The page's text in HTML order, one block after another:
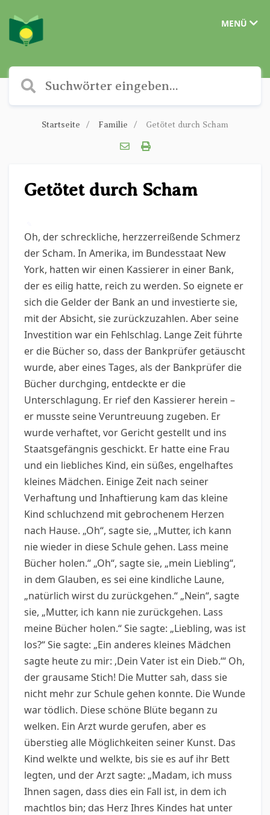
MENÜ
Startseite Familie Getötet durch Scham
Getötet durch Scham
Oh, der schreckliche, herzzerreißende Schmerz
der Scham. In Amerika, im Bundesstaat New
York, hatten wir einen Kassierer in einer Bank,
der es eilig hatte, reich zu werden. So eignete er
sich die Gelder der Bank an und investierte sie,
mit der Absicht, sie zurückzuzahlen. Aber seine
Investition war ein Fehlschlag. Lange Zeit führte
er die Bücher so, dass der Bankprüfer getäuscht
wurde, aber eines Tages, als der Bankprüfer die
Bücher durchging, entdeckte er die
Unterschlagung. Er rief den Kassierer herein –
er musste seine Veruntreuung zugeben. Er
wurde verhaftet, vor Gericht gestellt und ins
Staatsgefängnis geschickt. Er hatte eine Frau
und ein liebliches Kind, ein süßes, engelhaftes
kleines Mädchen. Einige Zeit nach seiner
Verhaftung und Inhaftierung kam das kleine
Kind schluchzend mit gebrochenem Herzen
nach Hause. „Oh“, sagte sie, „Mutter, ich kann
nie wieder in diese Schule gehen. Lass meine
Bücher holen.“ „Oh“, sagte sie, „mein Liebling“,
in dem Glauben, es sei eine kindliche Laune,
„natürlich wirst du zurückgehen.“ „Nein“, sagte
sie, „Mutter, ich kann nie zurückgehen. Lass
meine Bücher holen.“ Sie sagte: „Liebling, was ist
los?“ Sie sagte: „Ein anderes kleines Mädchen
sagte heute zu mir: ‚Dein Vater ist ein Dieb.‘“ Oh,
der grausame Stich! Die Mutter sah, dass sie
nicht mehr zur Schule gehen konnte. Die Wunde
war tödlich. Diese schöne Blüte begann zu
welken. Ein Arzt wurde gerufen, aber es
überstieg alle Möglichkeiten seiner Kunst. Das
Kind welkte und welkte, bis sie es auf ihr Bett
legten, und der Arzt sagte: „Madam, ich muss
Ihnen sagen, dass dies ein Fall ist, in dem ich
machtlos bin; das Herz Ihres Kindes hat unter